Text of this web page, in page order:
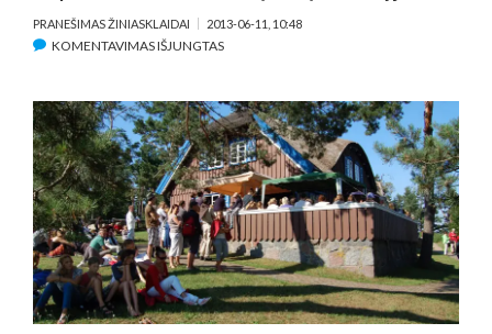
PRANEŠIMAS ŽINIASKLAIDAI 2013-06-11, 10:48
KOMENTAVIMAS IŠJUNGTASĮRAŠE
FILMAS
VARŽYSIS
DĖL
PRIZO
TARPTAUTINIAME
ANIMACINIŲ
FILMŲ
FESTIVALYJE